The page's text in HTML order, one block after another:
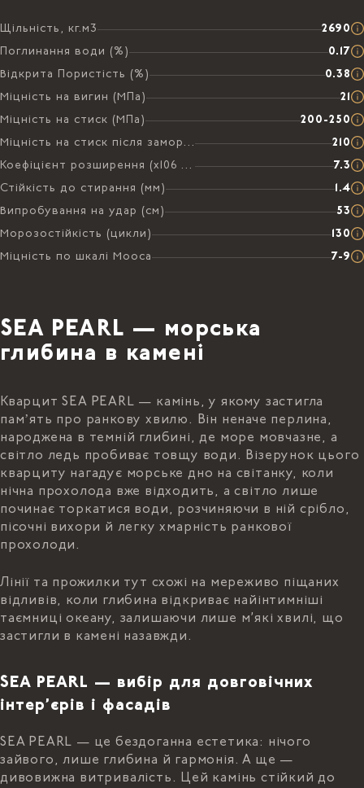
Щільність, кг.м3
2690
Поглинання води (%)
0.17
Відкрита Пористість (%)
0.38
Міцність на вигин (МПа)
21
Міцність на стиск (МПа)
200-250
Міцність на стиск після заморожування (МПа)
210
Коефіцієнт розширення (х106 на °C)
7.3
Стійкість до стирання (мм)
1.4
Випробування на удар (см)
53
Морозостійкість (цикли)
130
Міцність по шкалі Мооса
7-9
SEA PEARL — морська
глибина в камені
Кварцит SEA PEARL — камінь, у якому застигла
памʼять про ранкову хвилю. Він неначе перлина,
народжена в темній глибині, де море мовчазне, а
світло ледь пробиває товщу води. Візерунок цього
кварциту нагадує морське дно на світанку, коли
нічна прохолода вже відходить, а світло лише
починає торкатися води, розчиняючи в ній срібло,
пісочні вихори й легку хмарність ранкової
прохолоди.
Лінії та прожилки тут схожі на мереживо піщаних
відливів, коли глибина відкриває найінтимніші
таємниці океану, залишаючи лише м’які хвилі, що
застигли в камені назавжди.
SEA PEARL — вибір для довговічних
інтер’єрів і фасадів
SEA PEARL — це бездоганна естетика: нічого
зайвого, лише глибина й гармонія. А ще —
дивовижна витривалість. Цей камінь стійкий до